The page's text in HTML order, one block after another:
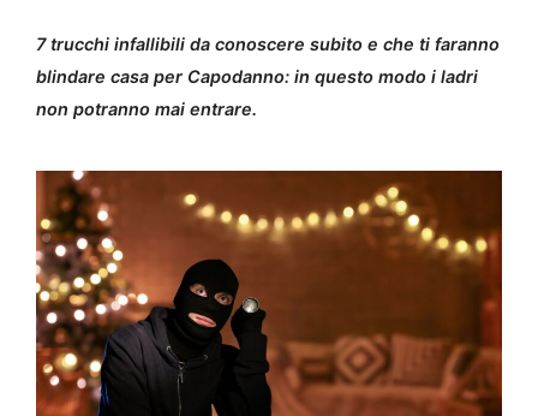
7 trucchi infallibili da conoscere subito e che ti faranno
blindare casa per Capodanno: in questo modo i ladri
non potranno mai entrare.